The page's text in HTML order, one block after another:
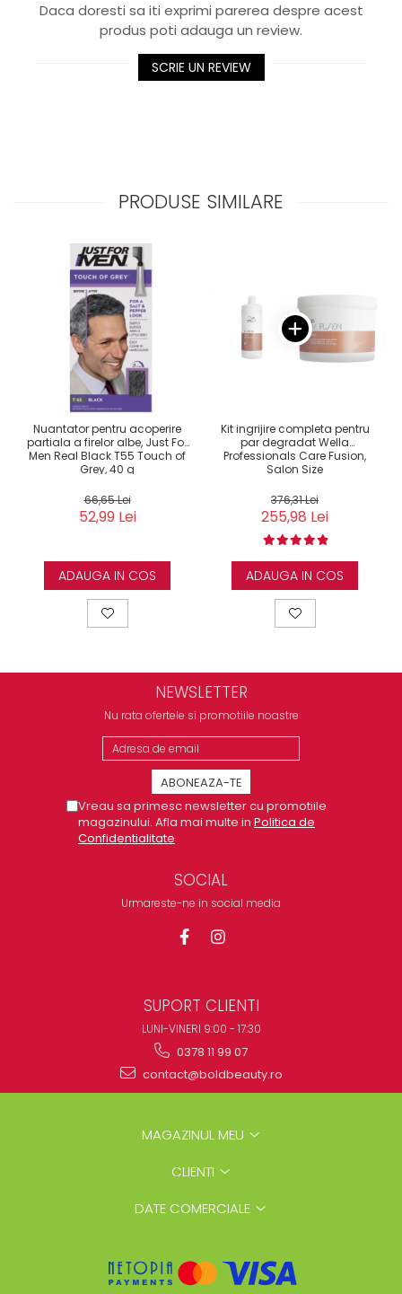
Daca doresti sa iti exprimi parerea despre acest
produs poti adauga un review.
SCRIE UN REVIEW
PRODUSE SIMILARE
Nuantator pentru acoperire
partiala a firelor albe, Just For
Men Real Black T55 Touch of
Grey, 40 g
66,65 Lei
52,99 Lei
ADAUGA IN COS
Kit ingrijire completa pentru
par degradat Wella
Professionals Care Fusion,
Salon Size
376,31 Lei
255,98 Lei
ADAUGA IN COS
NEWSLETTER
Nu rata ofertele si promotiile noastre
Vreau sa primesc newsletter cu promotiile
magazinului. Afla mai multe in Politica de
Confidentialitate
SOCIAL
Urmareste-ne in social media
SUPORT CLIENTI
LUNI-VINERI 9:00 - 17:30
0378 11 99 07
contact@boldbeauty.ro
MAGAZINUL MEU
CLIENTI
DATE COMERCIALE